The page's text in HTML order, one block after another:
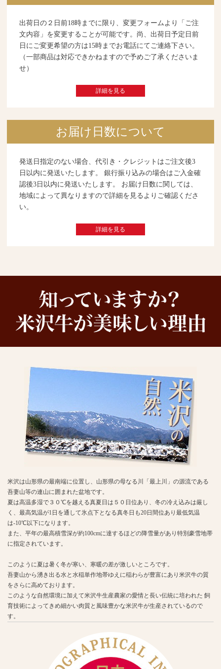
出荷日の２日前18時までに限り、変更フォームより「ご注
文内容」を変更することが可能です。尚、出荷日予定日前
日にご変更希望の方は15時までお電話にてご連絡下さい。
（一部商品は対応できかねますので予めご了承くださいま
せ）
詳細を見る
お届け日数について
発送日指定のない場合、代引き・クレジットはご注文後3
日以内に発送いたします。 銀行振り込みの場合はご入金確
認後3日以内に発送いたします。 お届け日数に関しては、
地域によって異なりますので詳細を見るよりご確認くださ
い。
詳細を見る
米沢は山形県の最南端に位置し、山形県の母なる川「最上川」の源流である
吾妻山等の連山に囲まれた盆地です。
夏は高温多湿で３０℃を越える真夏日は５０日位あり、冬の冷え込みは厳し
く、最高気温が1日を通して氷点下となる真冬日も20日間位あり最低気温
は-10℃以下になります。
また、平年の最高積雪深が約100cmに達するほどの降雪量があり特別豪雪地帯
に指定されています。
このように夏は暑く冬が寒い、寒暖の差が激しいところです。
吾妻山から湧き出る水と水稲単作地帯ゆえに稲わらが豊富にあり米沢牛の質
をさらに高めております。
このような自然環境に加えて米沢牛生産農家の愛情と長い伝統に培われた 飼
育技術によってきめ細かい肉質と風味豊かな米沢牛が生産されているので
す。